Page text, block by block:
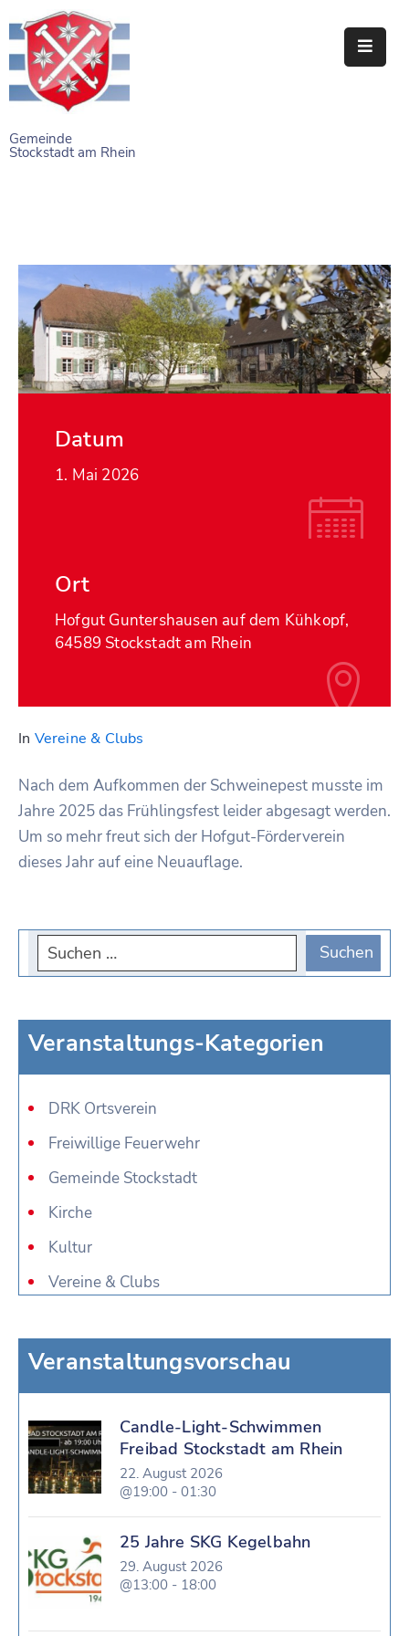
Gemeinde
Stockstadt am Rhein
STARTSEITE
BÜRGERSERVICE
FREIZEITEINRICHTUNGEN
VEREINE
Datum
1. Mai 2026
Ort
Hofgut Guntershausen auf dem Kühkopf,
64589 Stockstadt am Rhein
In Vereine & Clubs
Nach dem Aufkommen der Schweinepest musste im
Jahre 2025 das Frühlingsfest leider abgesagt werden.
Um so mehr freut sich der Hofgut-Förderverein
dieses Jahr auf eine Neuauflage.
Veranstaltungs-Kategorien
DRK Ortsverein
Freiwillige Feuerwehr
Gemeinde Stockstadt
Kirche
Kultur
Vereine & Clubs
Veranstaltungsvorschau
Candle-Light-Schwimmen
Freibad Stockstadt am Rhein
22. August 2026
@19:00 - 01:30
25 Jahre SKG Kegelbahn
29. August 2026
@13:00 - 18:00